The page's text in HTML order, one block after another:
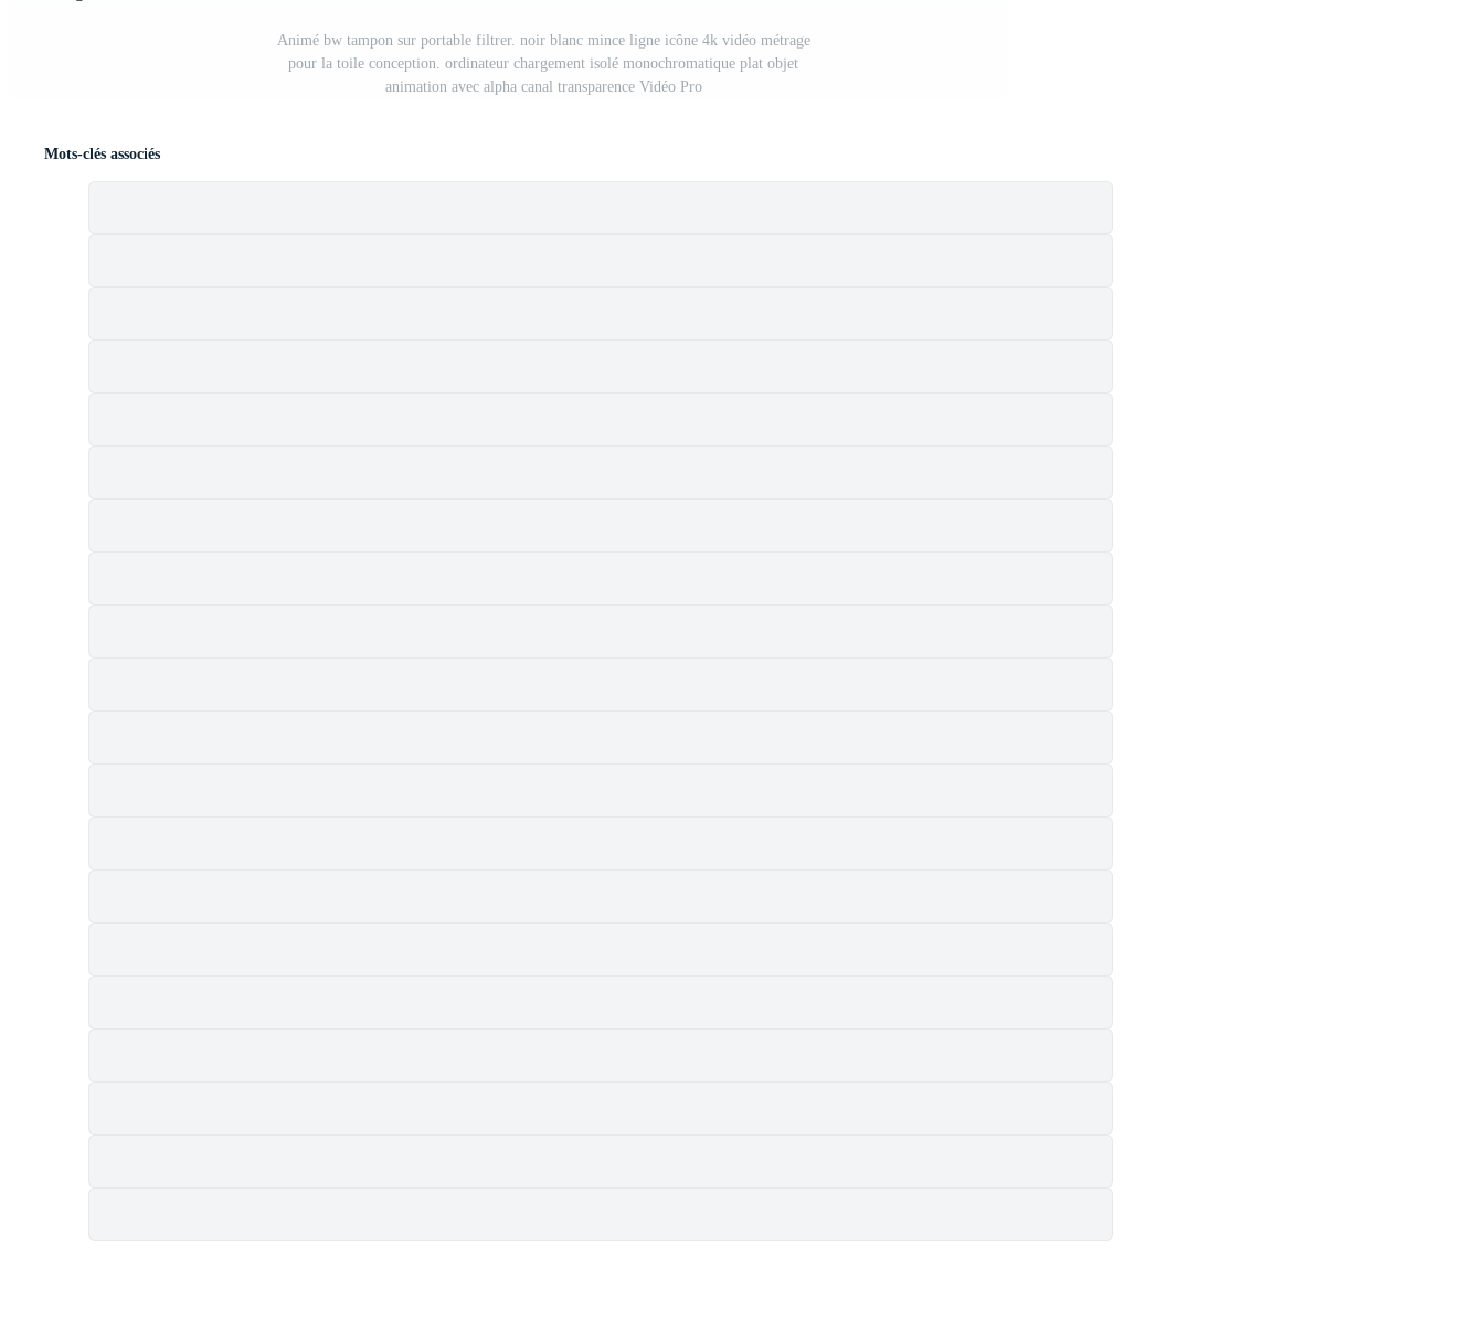
Animé bw tampon sur portable filtrer. noir blanc mince ligne icône 4k vidéo métrage
pour la toile conception. ordinateur chargement isolé monochromatique plat objet
animation avec alpha canal transparence Vidéo Pro
Mots-clés associés